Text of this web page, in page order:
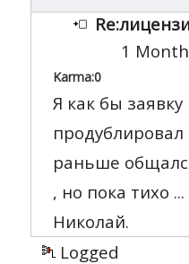
1
Karma:0
Я как бы заявку
продублировал
раньше
, но пока тихо
Николай.
Logged